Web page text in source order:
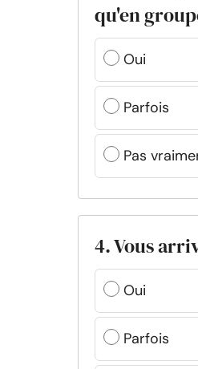
qu'en
Oui
Parfois
Pas
4. Vous
Oui
Parfois